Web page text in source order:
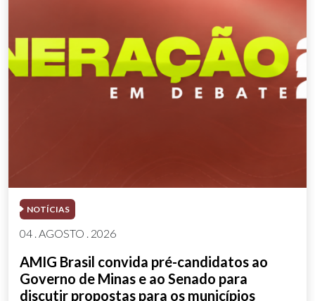
NOTÍCIAS
04 . AGOSTO . 2026
AMIG Brasil convida pré-candidatos ao
Governo de Minas e ao Senado para
discutir propostas para os municípios